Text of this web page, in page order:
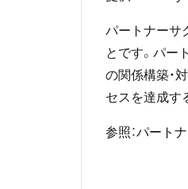
パートナーサ
とです。パー
の関係構築・
セスを達成す
参照：パート